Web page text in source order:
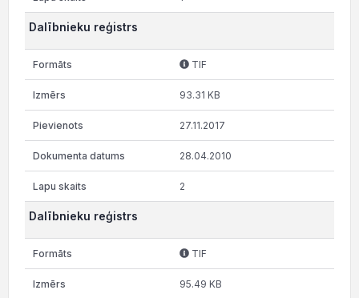
Dalībnieku reģistrs
TIF
93.31 KB
27.11.2017
28.04.2010
2
Dalībnieku reģistrs
TIF
95.49 KB